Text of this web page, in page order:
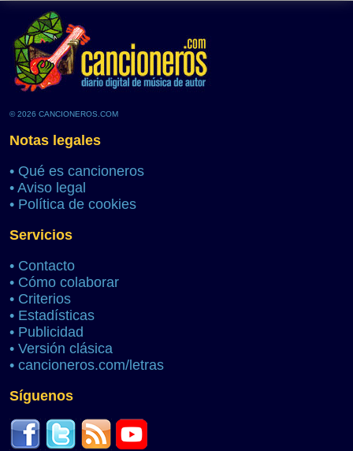
© 2026 CANCIONEROS.COM
Notas legales
• Qué es cancioneros
• Aviso legal
• Política de cookies
Servicios
• Contacto
• Cómo colaborar
• Criterios
• Estadísticas
• Publicidad
• Versión clásica
• cancioneros.com/letras
Síguenos